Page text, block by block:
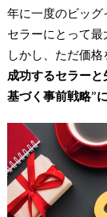
年に一度のビッグ
セラーにとって最
しかし、ただ価
成功するセラー
基づく事前戦略”